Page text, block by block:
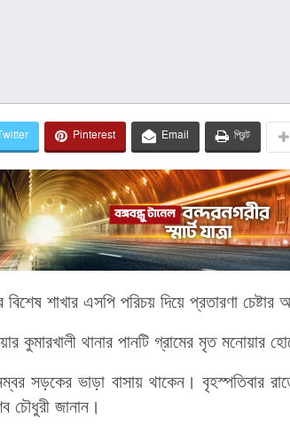
Pinterest Email প্রিন্ট
বিশেষ শাখার এসপি পরিচয় দিয়ে প্রতারণা
কুমারখালী থানার পানটি গ্রামের মৃত মনোয়ার
সড়কের ভাড়া বাসায় থাকেন। বৃহস্পতিবার
চৌধুরী জানান।